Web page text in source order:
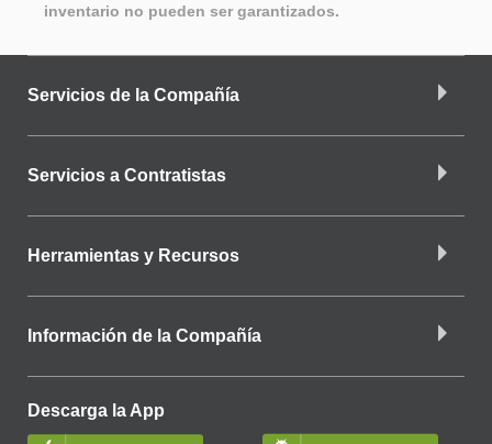
inventario no pueden ser garantizados.
Servicios de la Compañía
Servicios a Contratistas
Herramientas y Recursos
Información de la Compañía
Descarga la App